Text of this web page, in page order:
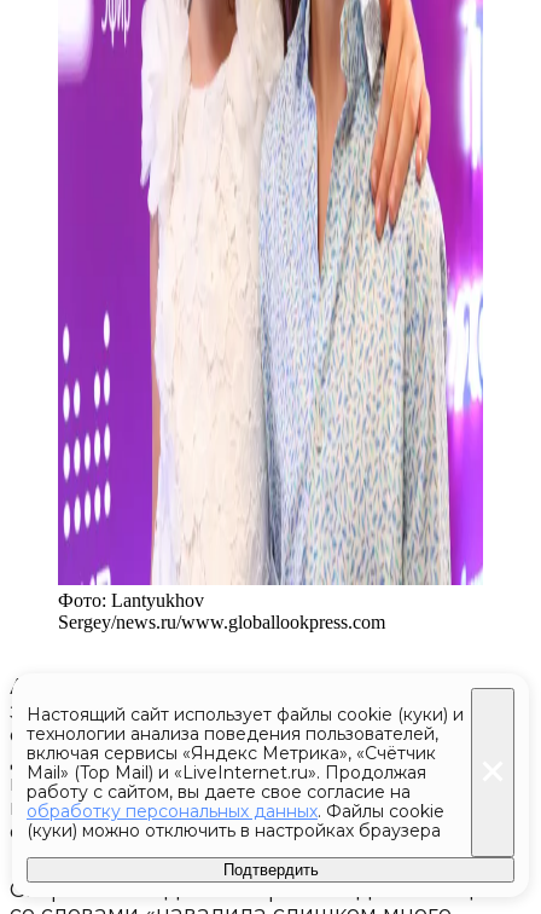
Фото: Lantyukhov
Sergey/news.ru/www.globallookpress.com
Алла-Виктория и Мартин не по наслышке
знают, что такое насмешки и нападки
сверстников. Сегодня стало известно, что
дети Филиппа Бедросовича будут
вынуждены вернуться учиться в элитную
школу в Дубай. Год занятий там, к слову,
стоит почти 64 тысячи долларов.
Скорый отъезд анонсировала дочь певца
Настоящий сайт использует файлы cookie (куки) и
технологии анализа поведения пользователей,
включая сервисы «Яндекс Метрика», «Счётчик
Mail» (Top Mail) и «LiveInternet.ru». Продолжая
работу с сайтом, вы даете свое согласие на
обработку персональных данных. Файлы cookie
(куки) можно отключить в настройках браузера
Подтвердить